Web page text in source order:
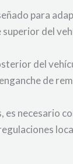
para
superior del
del
de
necesario